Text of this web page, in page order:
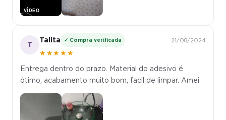
▶
T
Talita ✓ Compra verificada
★★★★★
21/08/2024
Entrega dentro do prazo. Material do adesivo é
ótimo, acabamento muito bom, facil de limpar. Amei